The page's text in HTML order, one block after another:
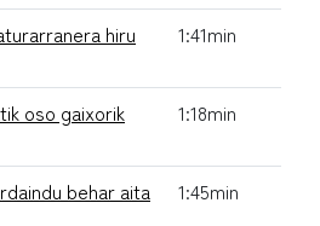
hiru
1:41min
oso gaixorik
1:18min
behar aita
1:45min